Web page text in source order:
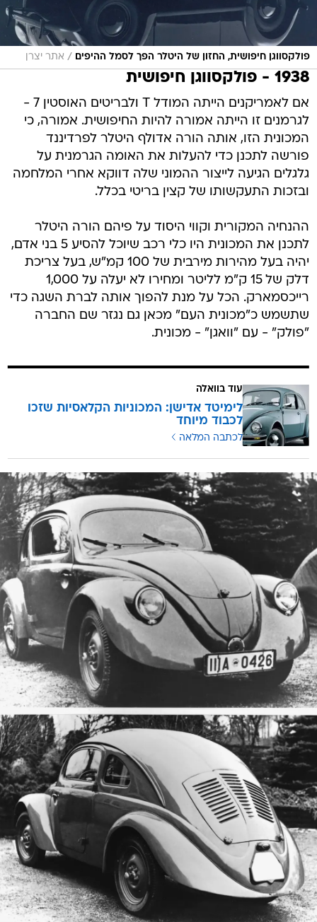
פולקסווגן חיפושית, החזון של היטלר הפך לסמל ההיפים / אתר יצרן
1938 - פולקסווגן חיפושית
אם לאמריקנים הייתה המודל T ולבריטים האוסטין 7 -
לגרמנים זו הייתה אמורה להיות החיפושית. אמורה, כי
המכונית הזו, אותה הורה אדולף היטלר לפרדיננד
פורשה לתכנן כדי להעלות את האומה הגרמנית על
גלגלים הגיעה לייצור ההמוני שלה דווקא אחרי המלחמה
ובזכות התעקשותו של קצין בריטי בכלל.
ההנחיה המקורית וקווי היסוד על פיהם הורה היטלר
לתכנן את המכונית היו כלי רכב שיוכל להסיע 5 בני אדם,
יהיה בעל מהירות מירבית של 100 קמ"ש, בעל צריכת
דלק של 15 ק"מ לליטר ומחירו לא יעלה על 1,000
רייכסמארק. הכל על מנת להפוך אותה לברת השגה כדי
שתשמש כ"מכונית העם" מכאן גם נגזר שם החברה
"פולק" - עם "וואגן" - מכונית.
עוד בוואלה
לימיטד אדישן: המכוניות הקלאסיות שזכו
לכבוד מיוחד
לכתבה המלאה